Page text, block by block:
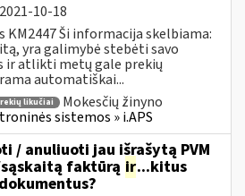
2021-10-18
KM2447 Ši informacija skelbiama:
yra galimybė stebėti savo
ir atlikti metų gale prekių
automatiškai...
likučiai
Mokesčių žinyno
sistemos » i.APS
/ anuliuoti jau išrašytą PVM
faktūrą ir...kitus